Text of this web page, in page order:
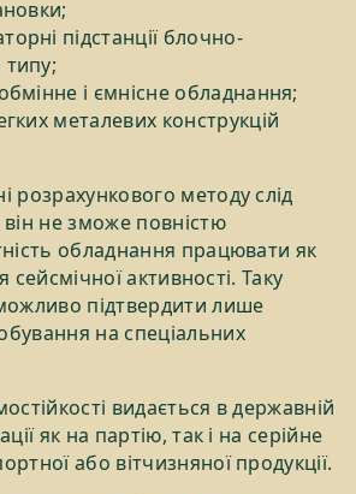
підстанції блочно-
і ємнісне обладнання;
металевих конструкцій
розрахункового методу слід
не зможе повністю
обладнання працювати як
сейсмічної активності. Таку
підтвердити лише
на спеціальних
видається в державній
як на партію, так і на серійне
або вітчизняної продукції.